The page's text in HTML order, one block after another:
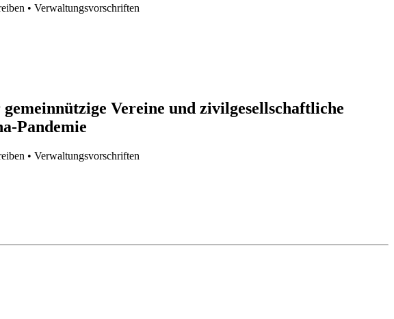
• Verwaltungsvorschriften
Vereine und zivilgesellschaftliche
Pandemie
• Verwaltungsvorschriften